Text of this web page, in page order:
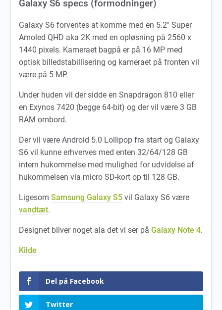
Galaxy S6 specs (formodninger)
Galaxy S6 forventes at komme med en 5.2″ Super
Amoled QHD aka 2K med en opløsning på 2560 x
1440 pixels. Kameraet bagpå er på 16 MP med
optisk billedstabillisering og kameraet på fronten vil
være på 5 MP.
Under huden vil der sidde en Snapdragon 810 eller
en Exynos 7420 (begge 64-bit) og der vil være 3 GB
RAM ombord.
Der vil være Android 5.0 Lollipop fra start og Galaxy
S6 vil kunne erhverves med enten 32/64/128 GB
intern hukommelse med mulighed for udvidelse af
hukommelsen via micro SD-kort op til 128 GB.
LigesomSamsung Galaxy S5 vil Galaxy S6 være
vandtæt.
Designet bliver noget ala det vi ser påGalaxy Note 4.
Kilde
Del på Facebook
Twitter